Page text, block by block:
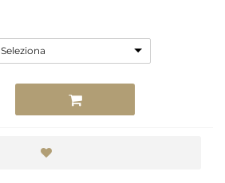
Seleziona